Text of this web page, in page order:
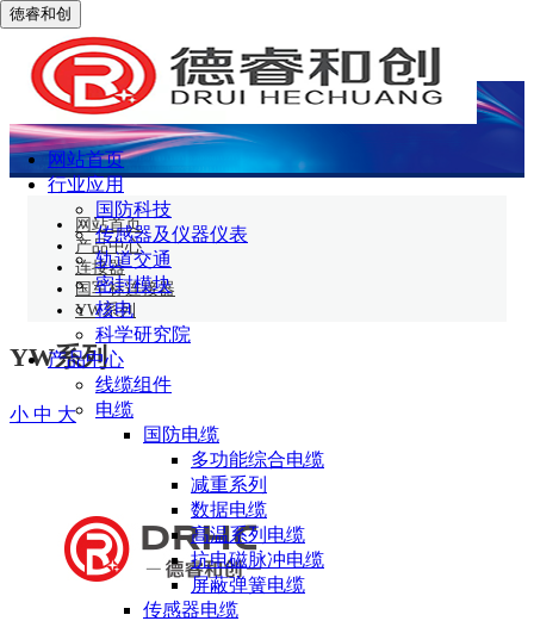
徳睿和创
网站首页
行业应用
国防科技
传感器及仪器仪表
轨道交通
密封模块
核电
科学研究院
产品中心
线缆组件
电缆
国防电缆
多功能综合电缆
减重系列
数据电缆
高温系列电缆
抗电磁脉冲电缆
屏蔽弹簧电缆
传感器电缆
YW系列
网站首页
产品中心
连接器
国军标连接器
YW系列
YW系列
小 中 大